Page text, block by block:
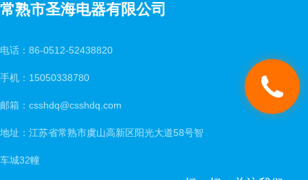
常熟市圣海电器有限公司
电话：86-0512-52438820
手机：15050338780
邮箱：csshdq@csshdq.com
地址：江苏省常熟市虞山高新区阳光大道58号智
车城32幢